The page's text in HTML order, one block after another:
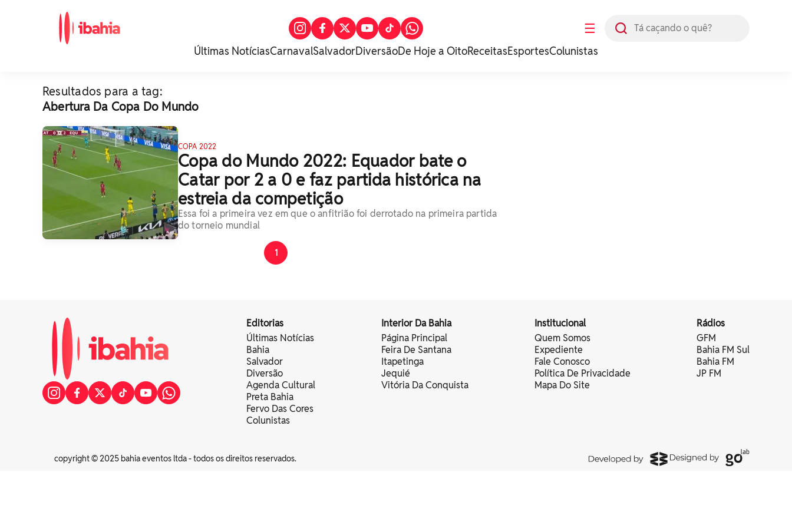
☰
Últimas NotíciasCarnavalSalvadorDiversãoDe Hoje a OitoReceitasEsportesColunistas
Resultados para a tag:
Abertura Da Copa Do Mundo
COPA 2022
Copa do Mundo 2022: Equador bate o
Catar por 2 a 0 e faz partida histórica na
estreia da competição
Essa foi a primeira vez em que o anfitrião foi derrotado na primeira partida
do torneio mundial
1
Editorias
Últimas Notícias
Bahia
Salvador
Diversão
Agenda Cultural
Preta Bahia
Fervo Das Cores
Colunistas
Interior Da Bahia
Página Principal
Feira De Santana
Itapetinga
Jequié
Vitória Da Conquista
Institucional
Quem Somos
Expediente
Fale Conosco
Política De Privacidade
Mapa Do Site
Rádios
GFM
Bahia FM Sul
Bahia FM
JP FM
copyright © 2025 bahia eventos ltda - todos os direitos reservados.